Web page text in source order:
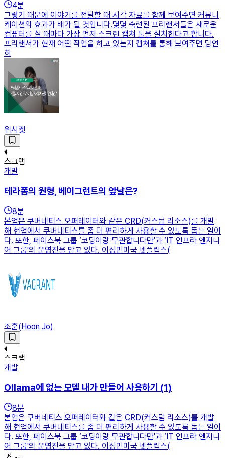
4분
그렇기 때문에 이야기를 전달할 때 시각 자료를 함께 보여주면 커뮤니
케이션의 효과가 배가 될 것입니다.몇몇 숙련된 프리랜서들은 새로운
컴퓨터를 살 때마다 가장 먼저 스크린 캡쳐 툴을 설치한다고 합니다.
프리랜서가 현재 어떤 작업을 하고 있는지 캡쳐를 통해 보여주면 당연
히
위시켓
스크랩
개발
테라폼의 원형, 베이그런트의 앞날은?
8분
본업은 쿠버네티스 오퍼레이터와 같은 CRD(커스텀 리소스)를 개발
해 현업에서 쿠버네티스를 좀 더 편리하게 사용할 수 있도록 돕는 일이
다. 또한, 페이스북 그룹 ‘코딩이랑 무관합니다만'과 ‘IT 인프라 엔지니
어 그룹'의 운영진을 맡고 있다. 이성민미국 넷플릭스(
조훈(Hoon Jo)
스크랩
개발
Ollama에 없는 모델 내가 만들어 사용하기 (1)
8분
본업은 쿠버네티스 오퍼레이터와 같은 CRD(커스텀 리소스)를 개발
해 현업에서 쿠버네티스를 좀 더 편리하게 사용할 수 있도록 돕는 일이
다. 또한, 페이스북 그룹 ‘코딩이랑 무관합니다만'과 ‘IT 인프라 엔지니
어 그룹'의 운영진을 맡고 있다. 이성민미국 넷플릭스(